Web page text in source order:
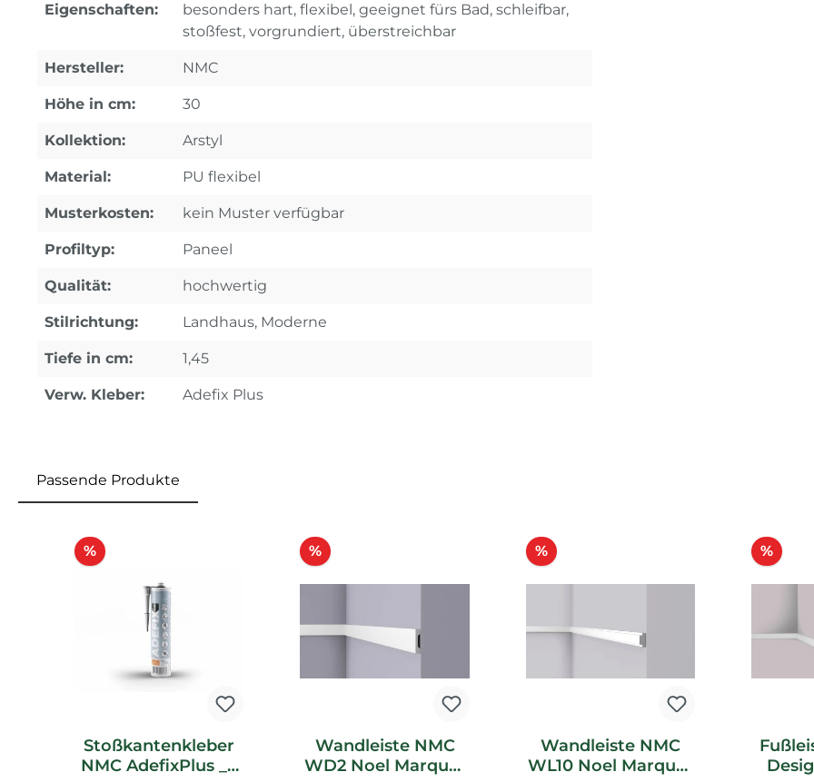
Eigenschaften:
besonders hart, flexibel, geeignet fürs Bad, schleifbar,
stoßfest, vorgrundiert, überstreichbar
Hersteller: NMC
Höhe in cm: 30
Kollektion: Arstyl
Material: PU flexibel
Musterkosten: kein Muster verfügbar
Profiltyp: Paneel
Qualität: hochwertig
Stilrichtung: Landhaus, Moderne
Tiefe in cm: 1,45
Verw. Kleber: Adefix Plus
Passende Produkte
%Rabatt
Stoßkantenkleber
NMC AdefixPlus _L
%Rabatt
Wandleiste NMC
WD2 Noel Marquet
%Rabatt
Wandleiste NMC
WL10 Noel Marquet
%